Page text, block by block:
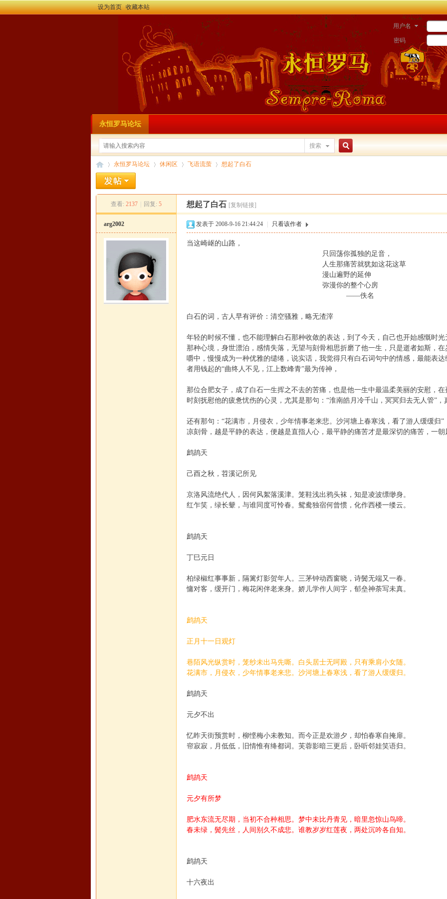
设为首页 收藏本站
用户名
密码
永恒罗马论坛
搜索
永恒罗马论坛
›
休闲区 飞语流萤
›
想起了白石
查看: 2137 回复: 5 想起了白石 [复制链接]
arg2002 发表于 2008-9-16 21:44:24 只看该作者
当这崎岖的山路，
只回荡你孤独的足音，
人生那痛苦就犹如这花这草
漫山遍野的延伸
弥漫你的整个心房
——佚名
白石的词，古人早有评价：清空骚雅，略无渣滓
年轻的时候不懂，也不能理解白石那种收敛的表达，到了今天，自己也开始感慨时
那种心境，身世漂泊，感情失落，无望与刻骨相思折磨了他一生，只是逝者如斯，
嚼中，慢慢成为一种优雅的缱绻，说实话，我觉得只有白石词句中的情感，最能表
者用钱起的“曲终人不见，江上数峰青”最为传神，
那位合肥女子，成了白石一生挥之不去的苦痛，也是他一生中最温柔美丽的安慰，
时刻抚慰他的疲惫忧伤的心灵，尤其是那句：“淮南皓月冷千山，冥冥归去无人管”
还有那句：“花满市，月侵衣，少年情事老来悲。沙河塘上春寒浅，看了游人缓缓归
凉刻骨，越是平静的表达，便越是直指人心，最平静的痛苦才是最深切的痛苦，一
鹧鸪天
己酉之秋，苕溪记所见
京洛风流绝代人，因何风絮落溪津。笼鞋浅出鸦头袜，知是凌波缥缈身。
红乍笑，绿长颦，与谁同度可怜春。鸳鸯独宿何曾惯，化作西楼一缕云。
鹧鸪天
丁巳元日
柏绿椒红事事新，隔篱灯影贺年人。三茅钟动西窗晓，诗鬓无端又一春。
慵对客，缓开门，梅花闲伴老来身。娇儿学作人间字，郁垒神荼写未真。
鹧鸪天
正月十一日观灯
巷陌风光纵赏时，笼纱未出马先嘶。白头居士无呵殿，只有乘肩小女随。
花满市，月侵衣，少年情事老来悲。沙河塘上春寒浅，看了游人缓缓归。
鹧鸪天
元夕不出
忆昨天街预赏时，柳悭梅小未教知。而今正是欢游夕，却怕春寒自掩扉。
帘寂寂，月低低，旧情惟有绛都词。芙蓉影暗三更后，卧听邻娃笑语归。
鹧鸪天
元夕有所梦
肥水东流无尽期，当初不合种相思。梦中未比丹青见，暗里忽惊山鸟啼。
春未绿，鬓先丝，人间别久不成悲。谁教岁岁红莲夜，两处沉吟各自知。
鹧鸪天
十六夜出